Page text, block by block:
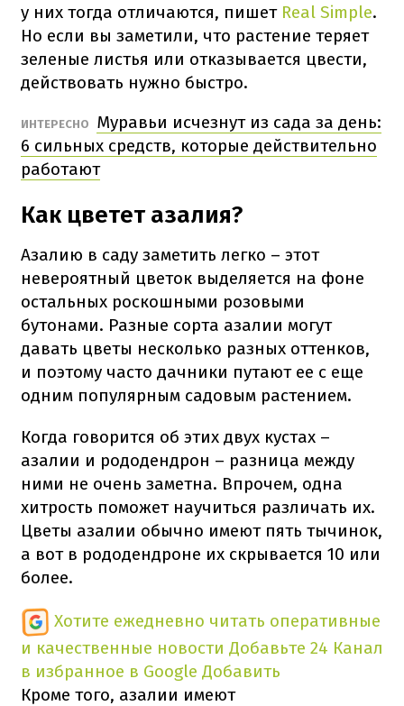
у них тогда отличаются, пишетReal Simple.
Но если вы заметили, что растение теряет
зеленые листья или отказывается цвести,
действовать нужно быстро.
ИНТЕРЕСНО
Муравьи исчезнут из сада за день:
6 сильных средств, которые действительно
работают
Как цветет азалия?
Азалию в саду заметить легко – этот
невероятный цветок выделяется на фоне
остальных роскошными розовыми
бутонами. Разные сорта азалии могут
давать цветы несколько разных оттенков,
и поэтому часто дачники путают ее с еще
одним популярным садовым растением.
Когда говорится об этих двух кустах –
азалии и рододендрон – разница между
ними не очень заметна. Впрочем, одна
хитрость поможет научиться различать их.
Цветы азалии обычно имеют пять тычинок,
а вот в рододендроне их скрывается 10 или
более.
Хотите ежедневно читать оперативные
и качественные новости Добавьте 24 Канал
в избранное в Google Добавить
Кроме того, азалии имеют